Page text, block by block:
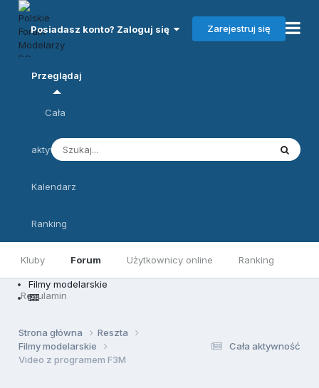
Posiadasz konto? Zaloguj się Zarejestruj się
Przeglądaj
Kluby Forum Użytkownicy online Ranking
Regulamin
Cała
aktywność
Kalendarz
Ranking
Filmy modelarskie
Cała aktywność
Strona główna
Reszta
Filmy modelarskie
Video z programem F3M